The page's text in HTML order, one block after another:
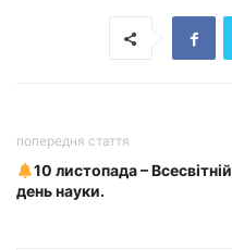
попередня стаття
10 листопада – Всесвітній
день науки.